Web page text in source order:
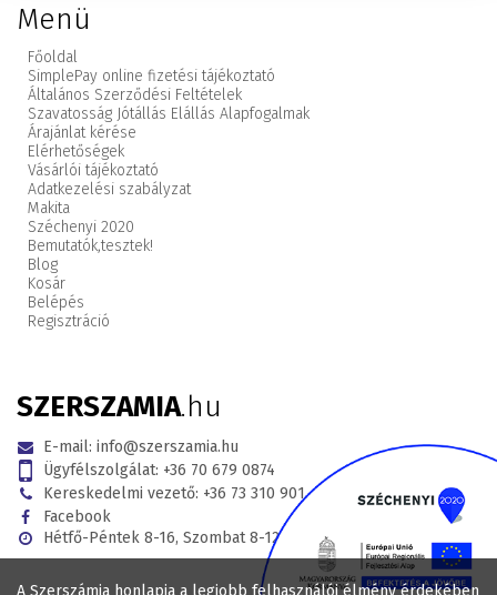
A Szerszámia honlapja a legjobb felhasználói élmény érdekében
Menü
Főoldal
SimplePay online fizetési tájékoztató
Általános Szerződési Feltételek
Szavatosság Jótállás Elállás Alapfogalmak
Árajánlat kérése
Elérhetőségek
Vásárlói tájékoztató
Adatkezelési szabályzat
Makita
Széchenyi 2020
Bemutatók,tesztek!
Blog
Kosár
Belépés
Regisztráció
SZERSZAMIA.hu
E-mail: info@szerszamia.hu
Ügyfélszolgálat: +36 70 679 0874
Kereskedelmi vezető: +36 73 310 901
Facebook
Hétfő-Péntek 8-16, Szombat 8-12